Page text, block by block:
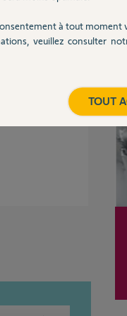
à tout moment
veuillez consulter
TOUT